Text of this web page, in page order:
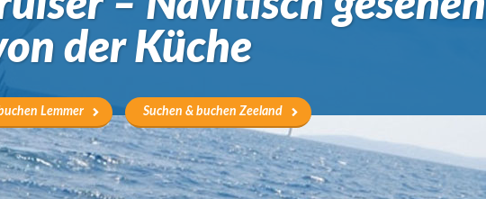
der Küche
Lemmer Suchen & buchen Zeeland